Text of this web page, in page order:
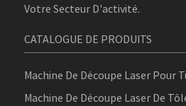
Votre Secteur D'activité.
CATALOGUE DE PRODUITS
Machine De Découpe Laser Pour
Machine De Découpe Laser De